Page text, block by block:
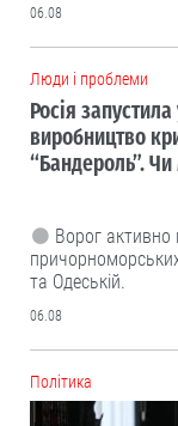
06.08
Люди і проблеми
Росія
виробництво
“Бандероль”.
Ворог
та Одеській.
06.08
Політика